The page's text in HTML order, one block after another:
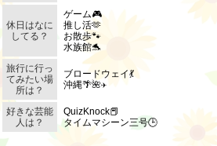
休日はなに
してる？
ゲーム🎮
推し活🫶
お散歩🐾‪
水族館🐬
旅行に行っ
てみたい場
所は？
ブロードウェイ💃
沖縄🌴🌺✈
好きな芸能
人は？
QuizKnock📕
タイムマシーン三号🕒
キャストページのURLを
お店のURLをコピー
会員ログイン
新規会員登録
甲信越
関東
中四国